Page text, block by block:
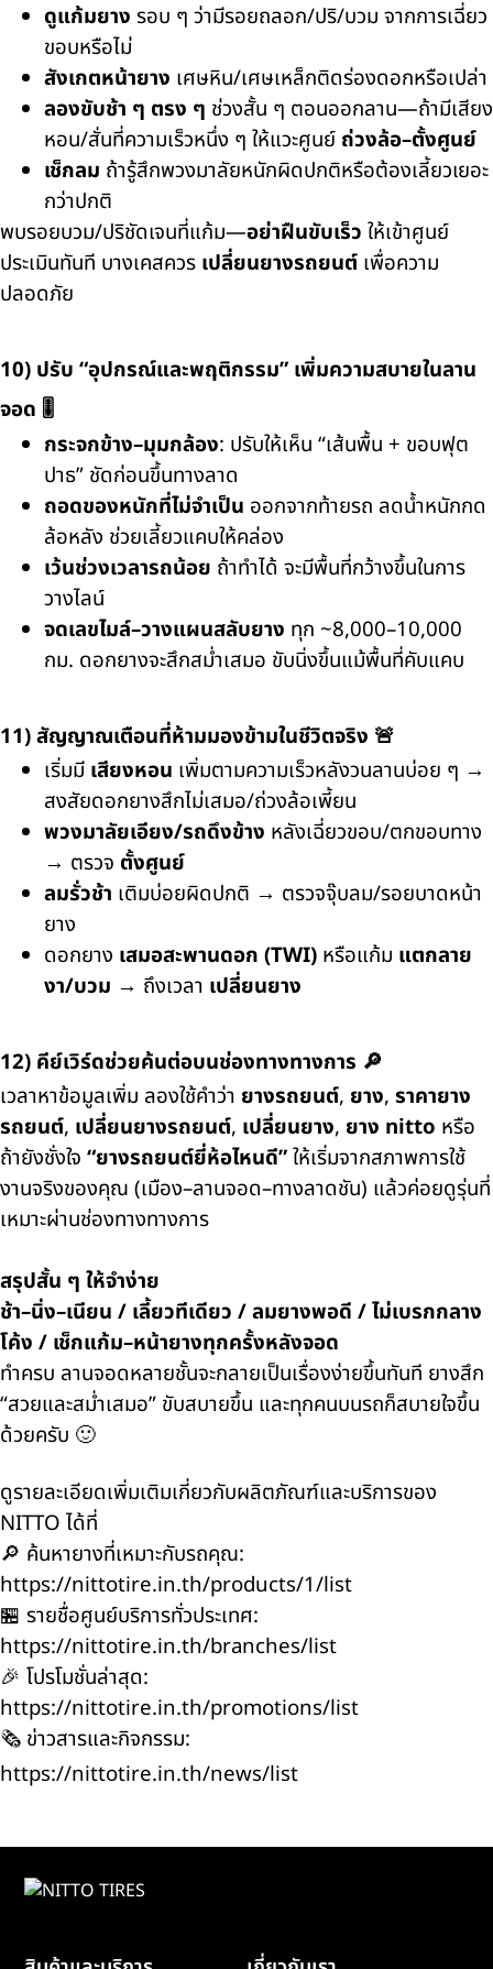
ดูแก้มยาง รอบ ๆ ว่ามีรอยถลอก/ปริ/บวม จากการเฉี่ยว
ขอบหรือไม่
สังเกตหน้ายาง เศษหิน/เศษเหล็กติดร่องดอกหรือเปล่า
ลองขับช้า ๆ ตรง ๆ ช่วงสั้น ๆ ตอนออกลาน—ถ้ามีเสียง
หอน/สั่นที่ความเร็วหนึ่ง ๆ ให้แวะศูนย์ ถ่วงล้อ–ตั้งศูนย์
เช็กลม ถ้ารู้สึกพวงมาลัยหนักผิดปกติหรือต้องเลี้ยวเยอะ
กว่าปกติ
พบรอยบวม/ปริชัดเจนที่แก้ม—อย่าฝืนขับเร็ว ให้เข้าศูนย์
ประเมินทันที บางเคสควร เปลี่ยนยางรถยนต์ เพื่อความ
ปลอดภัย
10) ปรับ “อุปกรณ์และพฤติกรรม” เพิ่มความสบายในลาน
จอด 🎚️
กระจกข้าง–มุมกล้อง: ปรับให้เห็น “เส้นพื้น + ขอบฟุต
ปาธ” ชัดก่อนขึ้นทางลาด
ถอดของหนักที่ไม่จำเป็น ออกจากท้ายรถ ลดน้ำหนักกด
ล้อหลัง ช่วยเลี้ยวแคบให้คล่อง
เว้นช่วงเวลารถน้อย ถ้าทำได้ จะมีพื้นที่กว้างขึ้นในการ
วางไลน์
จดเลขไมล์–วางแผนสลับยาง ทุก ~8,000–10,000
กม. ดอกยางจะสึกสม่ำเสมอ ขับนิ่งขึ้นแม้พื้นที่คับแคบ
11) สัญญาณเตือนที่ห้ามมองข้ามในชีวิตจริง 🚨
เริ่มมี เสียงหอน เพิ่มตามความเร็วหลังวนลานบ่อย ๆ →
สงสัยดอกยางสึกไม่เสมอ/ถ่วงล้อเพี้ยน
พวงมาลัยเอียง/รถดึงข้าง หลังเฉี่ยวขอบ/ตกขอบทาง
→ ตรวจ ตั้งศูนย์
ลมรั่วช้า เติมบ่อยผิดปกติ → ตรวจจุ๊บลม/รอยบาดหน้า
ยาง
ดอกยาง เสมอสะพานดอก (TWI) หรือแก้ม แตกลาย
งา/บวม → ถึงเวลา เปลี่ยนยาง
12) คีย์เวิร์ดช่วยค้นต่อบนช่องทางทางการ 🔎
เวลาหาข้อมูลเพิ่ม ลองใช้คำว่า ยางรถยนต์, ยาง, ราคายาง
รถยนต์, เปลี่ยนยางรถยนต์, เปลี่ยนยาง, ยาง nitto หรือ
ถ้ายังชั่งใจ “ยางรถยนต์ยี่ห้อไหนดี”ให้เริ่มจากสภาพการใช้
งานจริงของคุณ (เมือง–ลานจอด–ทางลาดชัน) แล้วค่อยดูรุ่นที่
เหมาะผ่านช่องทางทางการ
สรุปสั้น ๆ ให้จำง่าย
ช้า–นิ่ง–เนียน / เลี้ยวทีเดียว / ลมยางพอดี / ไม่เบรกกลาง
โค้ง / เช็กแก้ม–หน้ายางทุกครั้งหลังจอด
ทำครบ ลานจอดหลายชั้นจะกลายเป็นเรื่องง่ายขึ้นทันที ยางสึก
“สวยและสม่ำเสมอ” ขับสบายขึ้น และทุกคนบนรถก็สบายใจขึ้น
ด้วยครับ 🙂
ดูรายละเอียดเพิ่มเติมเกี่ยวกับผลิตภัณฑ์และบริการของ
NITTO ได้ที่
🔎 ค้นหายางที่เหมาะกับรถคุณ:
https://nittotire.in.th/products/1/list
🏪 รายชื่อศูนย์บริการทั่วประเทศ:
https://nittotire.in.th/branches/list
🎉 โปรโมชั่นล่าสุด:
https://nittotire.in.th/promotions/list
🗞️ ข่าวสารและกิจกรรม:
https://nittotire.in.th/news/list